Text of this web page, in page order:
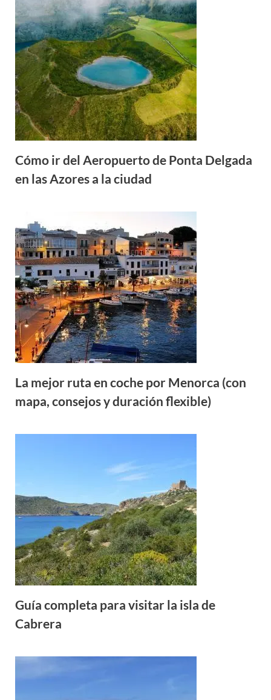
Cómo ir del Aeropuerto de Ponta Delgada
en las Azores a la ciudad
La mejor ruta en coche por Menorca (con
mapa, consejos y duración flexible)
Guía completa para visitar la isla de
Cabrera